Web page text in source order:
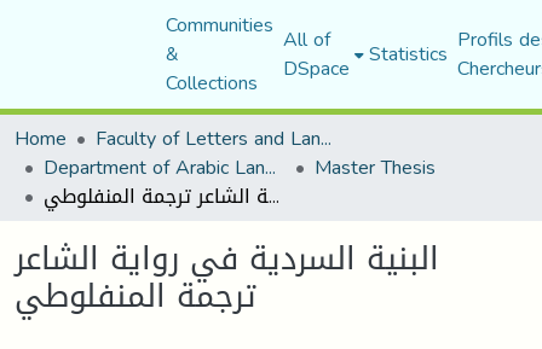
Communities
&
Collections
All of
DSpace Statistics Profils
Home
Faculty of Letters and Languages
Department of Arabic Language and Literature Master Thesis
البنية السردية في رواية الشاعر ترجمة المنفلوطي
البنية السردية في رواية الشاعر
ترجمة المنفلوطي